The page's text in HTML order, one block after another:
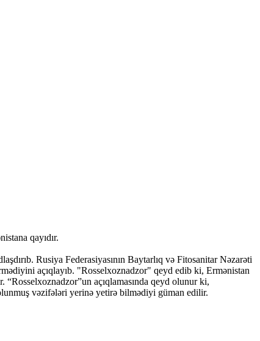
qayıdır.
Rusiya Federasiyasının Baytarlıq və Fitosanitar Nəzarəti
açıqlayıb. "Rosselxoznadzor" qeyd edib ki, Ermənistan
açıqlamasında qeyd olunur ki,
vəzifələri yerinə yetirə bilmədiyi güman edilir.